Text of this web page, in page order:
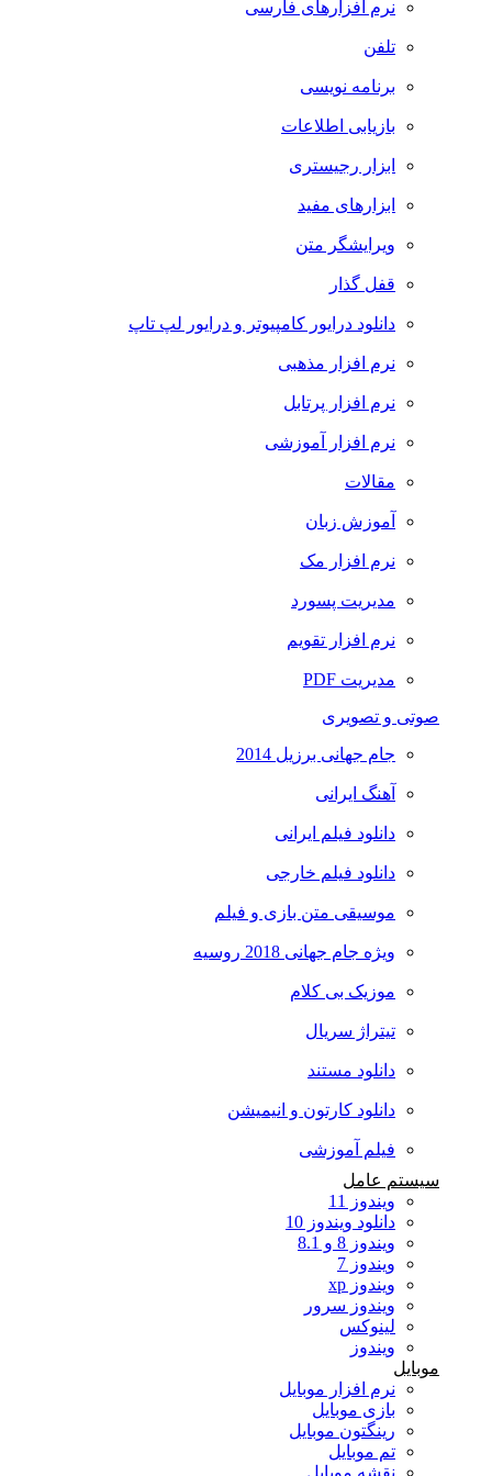
نرم افزارهای فارسی
تلفن
برنامه نویسی
بازیابی اطلاعات
ابزار رجیستری
ابزارهای مفید
ویرایشگر متن
قفل گذار
دانلود درایور کامپیوتر و درایور لپ تاپ
نرم افزار مذهبی
نرم افزار پرتابل
نرم افزار آموزشی
مقالات
آموزش زبان
نرم افزار مک
مدیریت پسورد
نرم افزار تقویم
مدیریت PDF
صوتی و تصویری
جام جهانی برزیل 2014
آهنگ ایرانی
دانلود فیلم ایرانی
دانلود فیلم خارجی
موسیقی متن بازی و فیلم
ویژه جام جهانی 2018 روسیه
موزیک بی کلام
تیتراژ سریال
دانلود مستند
دانلود کارتون و انیمیشن
فیلم آموزشی
سیستم عامل
ویندوز 11
دانلود ویندوز 10
ویندوز 8 و 8.1
ویندوز 7
ویندوز xp
ویندوز سرور
لینوکس
ویندوز
موبایل
نرم افزار موبایل
بازی موبایل
رینگتون موبایل
تم موبایل
نقشه موبایل